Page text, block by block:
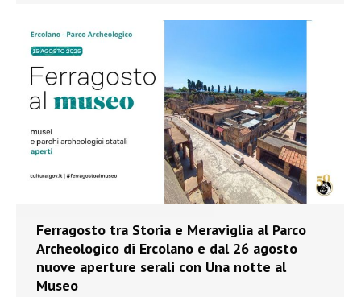
Ferragosto tra Storia e Meraviglia al Parco
Archeologico di Ercolano e dal 26 agosto
nuove aperture serali con Una notte al
Museo